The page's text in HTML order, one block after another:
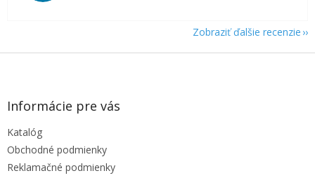
Zobraziť ďalšie recenzie
Z
Informácie pre vás
Katalóg
Obchodné podmienky
Reklamačné podmienky